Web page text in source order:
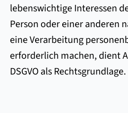
lebenswichtige Interessen
Person oder einer anderen
eine Verarbeitung
erforderlich machen, dient
DSGVO als Rechtsgrundlage.